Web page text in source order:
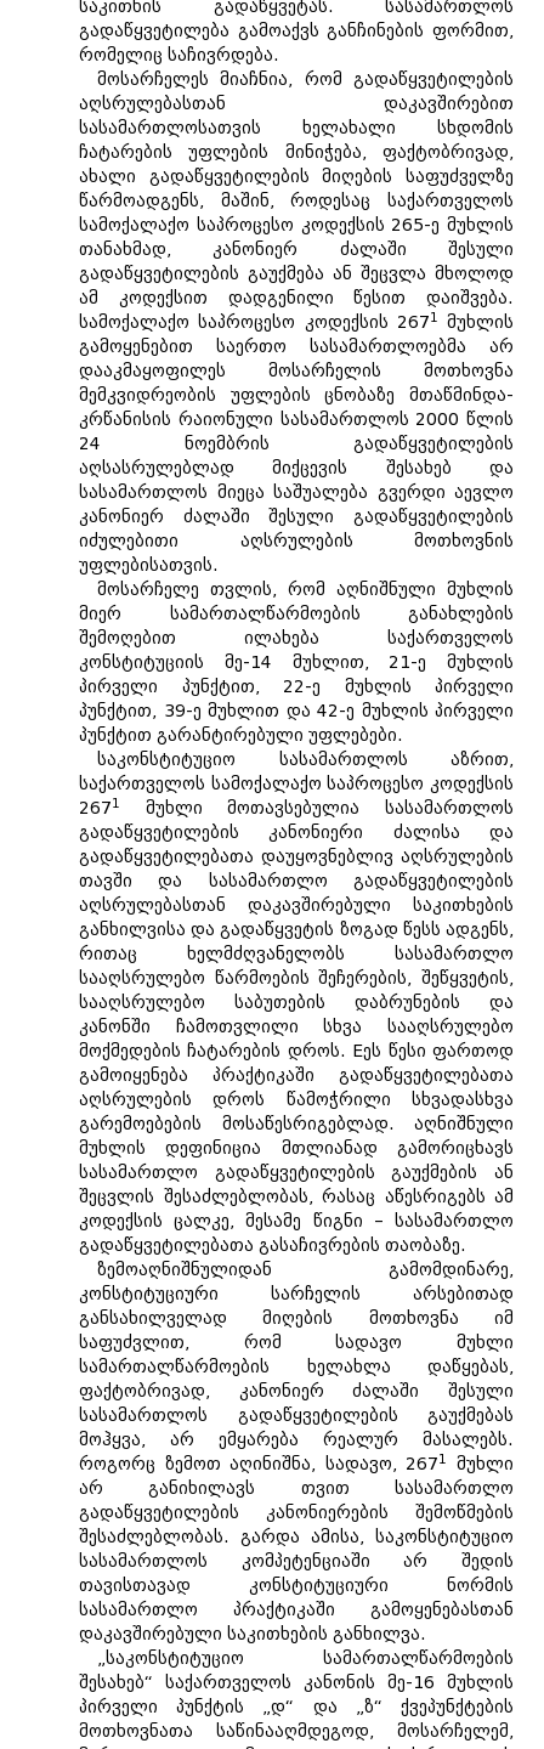
საკითხის გადაწყვეტას. სასამართლოს
გადაწყვეტილება გამოაქვს განჩინების ფორმით,
რომელიც საჩივრდება.
მოსარჩელეს მიაჩნია, რომ გადაწყვეტილების
აღსრულებასთან დაკავშირებით
სასამართლოსათვის ხელახალი სხდომის
ჩატარების უფლების მინიჭება, ფაქტობრივად,
ახალი გადაწყვეტილების მიღების საფუძველზე
წარმოადგენს, მაშინ, როდესაც საქართველოს
სამოქალაქო საპროცესო კოდექსის 265-ე მუხლის
თანახმად, კანონიერ ძალაში შესული
გადაწყვეტილების გაუქმება ან შეცვლა მხოლოდ
ამ კოდექსით დადგენილი წესით დაიშვება.
სამოქალაქო საპროცესო კოდექსის 2671 მუხლის
გამოყენებით საერთო სასამართლოებმა არ
დააკმაყოფილეს მოსარჩელის მოთხოვნა
მემკვიდრეობის უფლების ცნობაზე მთაწმინდა-
კრწანისის რაიონული სასამართლოს 2000 წლის
24 ნოემბრის გადაწყვეტილების
აღსასრულებლად მიქცევის შესახებ და
სასამართლოს მიეცა საშუალება გვერდი აევლო
კანონიერ ძალაში შესული გადაწყვეტილების
იძულებითი აღსრულების მოთხოვნის
უფლებისათვის.
მოსარჩელე თვლის, რომ აღნიშნული მუხლის
მიერ სამართალწარმოების განახლების
შემოღებით ილახება საქართველოს
კონსტიტუციის მე-14 მუხლით, 21-ე მუხლის
პირველი პუნქტით, 22-ე მუხლის პირველი
პუნქტით, 39-ე მუხლით და 42-ე მუხლის პირველი
პუნქტით გარანტირებული უფლებები.
საკონსტიტუციო სასამართლოს აზრით,
საქართველოს სამოქალაქო საპროცესო კოდექსის
2671
მუხლი მოთავსებულია სასამართლოს
გადაწყვეტილების კანონიერი ძალისა და
გადაწყვეტილებათა დაუყოვნებლივ აღსრულების
თავში და სასამართლო გადაწყვეტილების
აღსრულებასთან დაკავშირებული საკითხების
განხილვისა და გადაწყვეტის ზოგად წესს ადგენს,
რითაც ხელმძღვანელობს სასამართლო
სააღსრულებო წარმოების შეჩერების, შეწყვეტის,
სააღსრულებო საბუთების დაბრუნების და
კანონში ჩამოთვლილი სხვა სააღსრულებო
მოქმედების ჩატარების დროს. Eეს წესი ფართოდ
გამოიყენება პრაქტიკაში გადაწყვეტილებათა
აღსრულების დროს წამოჭრილი სხვადასხვა
გარემოებების მოსაწესრიგებლად. აღნიშნული
მუხლის დეფინიცია მთლიანად გამორიცხავს
სასამართლო გადაწყვეტილების გაუქმების ან
შეცვლის შესაძლებლობას, რასაც აწესრიგებს ამ
კოდექსის ცალკე, მესამე წიგნი – სასამართლო
გადაწყვეტილებათა გასაჩივრების თაობაზე.
ზემოაღნიშნულიდან გამომდინარე,
კონსტიტუციური სარჩელის არსებითად
განსახილველად მიღების მოთხოვნა იმ
საფუძვლით, რომ სადავო მუხლი
სამართალწარმოების ხელახლა დაწყებას,
ფაქტობრივად, კანონიერ ძალაში შესული
სასამართლოს გადაწყვეტილების გაუქმებას
მოჰყვა, არ ემყარება რეალურ მასალებს.
როგორც ზემოთ აღინიშნა, სადავო, 2671
მუხლი
არ განიხილავს თვით სასამართლო
გადაწყვეტილების კანონიერების შემოწმების
შესაძლებლობას. გარდა ამისა, საკონსტიტუციო
სასამართლოს კომპეტენციაში არ შედის
თავისთავად კონსტიტუციური ნორმის
სასამართლო პრაქტიკაში გამოყენებასთან
დაკავშირებული საკითხების განხილვა.
„საკონსტიტუციო სამართალწარმოების
შესახებ“ საქართველოს კანონის მე-16 მუხლის
პირველი პუნქტის „დ“ და „ზ“ ქვეპუნქტების
მოთხოვნათა საწინააღმდეგოდ, მოსარჩელემ,